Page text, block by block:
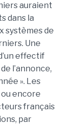
auraient
dans la
systèmes de
Une
effectif
l’annonce,
». Les
encore
français
par